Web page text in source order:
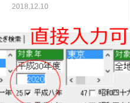
2018.12.10